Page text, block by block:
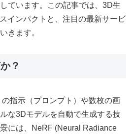
ています。この記事では、3D生
インパクトと、注目の最新サービ
きます。
？
指示（プロンプト）や数枚の画
な3Dモデルを自動で生成する技
には、NeRF (Neural Radiance